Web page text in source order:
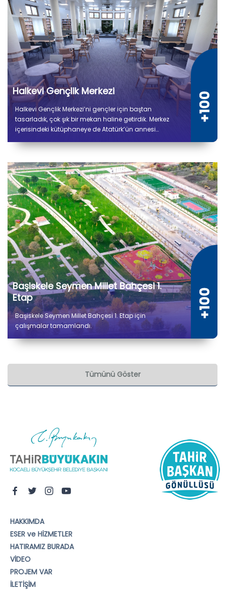
Halkevi Gençlik Merkezi
Halkevi Gençlik Merkezi’ni gençler için baştan
tasarladık, çok şık bir mekan haline getirdik. Merkez
içerisindeki kütüphaneye de Atatürk’ün annesi
Başiskele Seymen Millet Bahçesi 1.
Etap
Başiskele Seymen Millet Bahçesi 1. Etap için
çalışmalar tamamlandı.
Tümünü Göster
HAKKIMDA
ESER ve HİZMETLER
HATIRAMIZ BURADA
VİDEO
PROJEM VAR
İLETİŞİM